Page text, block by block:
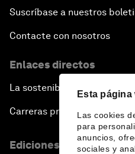
Esta
Las cookies
para
anuncios,
sociales y
Suscríbase a nuestros
Contacte con nosotros
Enlaces directos
La sostenibilidad en el Foro
Carreras profesionales
Ediciones en otros